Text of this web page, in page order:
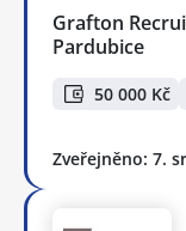
Grafton
Pardubice
50 000 Kč
Zveřejněno: 7.